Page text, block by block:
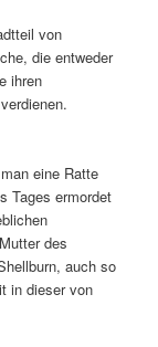
von
die entweder
ihren
eine Ratte
Tages ermordet
des
auch so
in dieser von